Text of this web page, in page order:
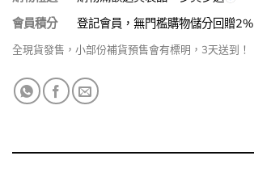
會員積分
登記會員，無門檻購物儲分回贈2%
全現貨發售，小部份補貨預售會有標明，3天送到！